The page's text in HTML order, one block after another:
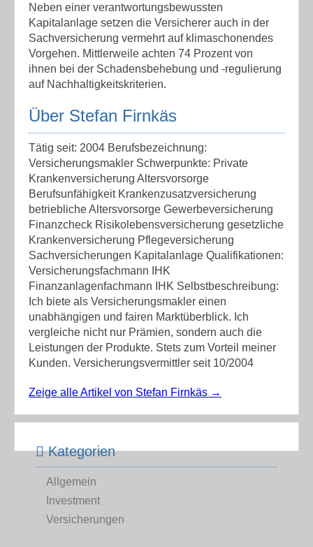
Neben einer verantwortungsbewussten
Kapitalanlage setzen die Versicherer auch in der
Sachversicherung vermehrt auf klimaschonendes
Vorgehen. Mittlerweile achten 74 Prozent von
ihnen bei der Schadensbehebung und -regulierung
auf Nachhaltigkeitskriterien.
Über Stefan Firnkäs
Tätig seit: 2004 Berufsbezeichnung:
Versicherungsmakler Schwerpunkte: Private
Krankenversicherung Altersvorsorge
Berufsunfähigkeit Krankenzusatzversicherung
betriebliche Altersvorsorge Gewerbeversicherung
Finanzcheck Risikolebensversicherung gesetzliche
Krankenversicherung Pflegeversicherung
Sachversicherungen Kapitalanlage Qualifikationen:
Versicherungsfachmann IHK
Finanzanlagenfachmann IHK Selbstbeschreibung:
Ich biete als Versicherungsmakler einen
unabhängigen und fairen Marktüberblick. Ich
vergleiche nicht nur Prämien, sondern auch die
Leistungen der Produkte. Stets zum Vorteil meiner
Kunden. Versicherungsvermittler seit 10/2004
Zeige alle Artikel von Stefan Firnkäs →
Kategorien
Allgemein
Investment
Versicherungen